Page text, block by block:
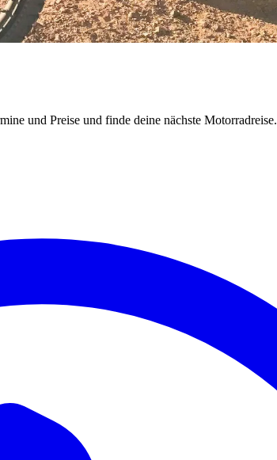
und Preise und finde deine nächste Motorradreise.